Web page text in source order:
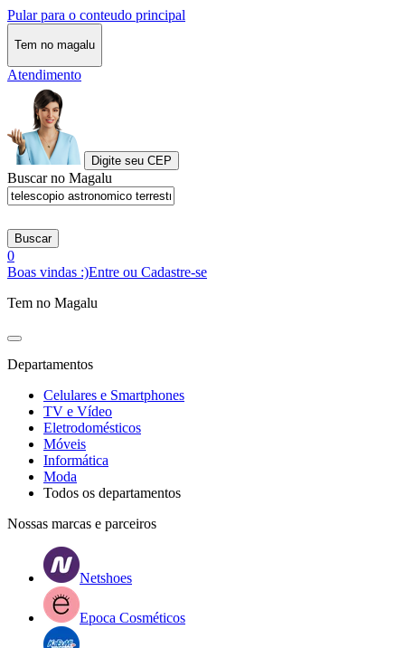
Pular para o conteudo principal
Tem no magalu
Atendimento
Digite seu CEP
Buscar no Magalu
Buscar
0
Boas vindas :)Entre ou Cadastre-se
Tem no Magalu
Departamentos
Celulares e Smartphones
TV e Vídeo
Eletrodomésticos
Móveis
Informática
Moda
Todos os departamentos
Nossas marcas e parceiros
Netshoes
Epoca Cosméticos